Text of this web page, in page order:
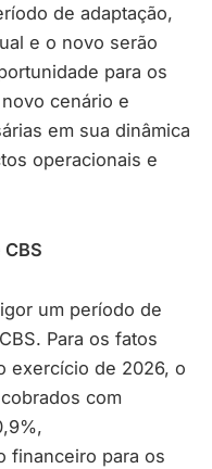
de adaptação,
e o novo serão
para os
cenário e
em sua dinâmica
operacionais e
um período de
Para os fatos
exercício de 2026, o
com
financeiro para os